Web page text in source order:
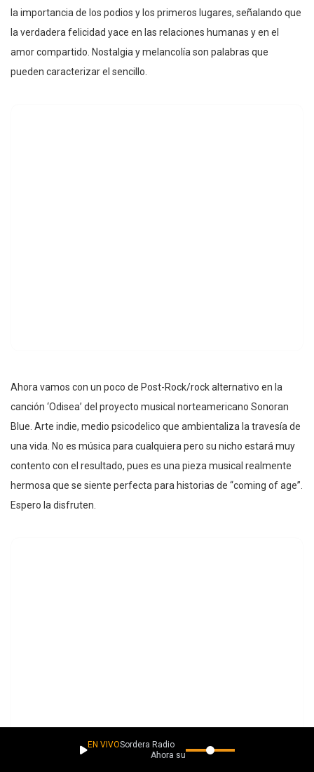
la importancia de los podios y los primeros lugares, señalando que
la verdadera felicidad yace en las relaciones humanas y en el
amor compartido. Nostalgia y melancolía son palabras que
pueden caracterizar el sencillo.
Ahora vamos con un poco de Post-Rock/rock alternativo en la
canción ‘Odisea’ del proyecto musical norteamericano Sonoran
Blue. Arte indie, medio psicodelico que ambientaliza la travesía de
una vida. No es música para cualquiera pero su nicho estará muy
contento con el resultado, pues es una pieza musical realmente
hermosa que se siente perfecta para historias de “coming of age”.
Espero la disfruten.
EN VIVOSordera Radio
Ahora suena